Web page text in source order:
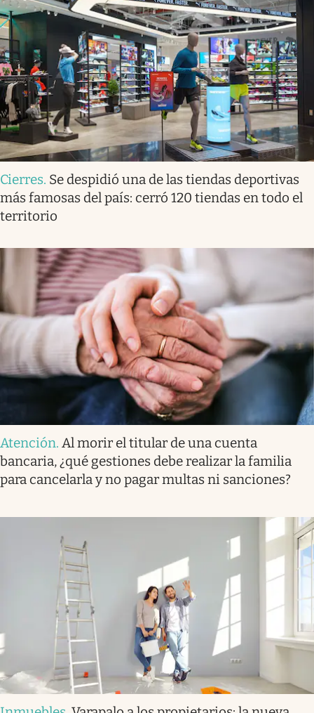
Cierres. Se despidió una de las tiendas deportivas
más famosas del país: cerró 120 tiendas en todo el
territorio
Atención. Al morir el titular de una cuenta
bancaria, ¿qué gestiones debe realizar la familia
para cancelarla y no pagar multas ni sanciones?